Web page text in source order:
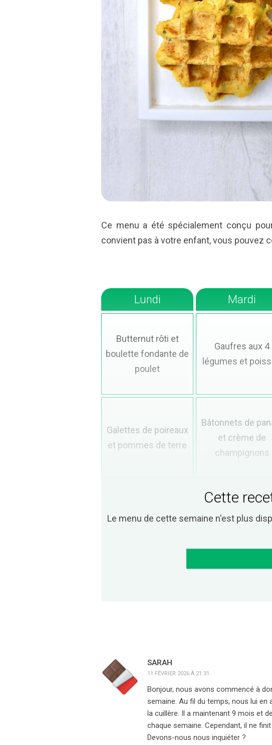
Ce menu a été spécialement conçu
convient pas à votre enfant, vous pouvez
Lundi
Butternut rôti et
boulette fondante de
poulet
Galettes de poireaux
et pommes de terre
Mardi
Gaufres aux 4
légumes et
Bâtonnets de
et crème de
champignons
Cette
Le menu de cette semaine n'est plus
SARAH
11 FÉVRIER 2026 À 21:31
Bonjour, nous avons commencé à
semaine. Au fil du temps, nous lui
la cuillère. Il a maintenant 9 mois et
chaque semaine. Cependant, il ne
Devons-nous nous inquiéter ?